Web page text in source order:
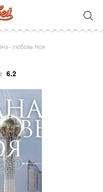
- любовь моя
6.2